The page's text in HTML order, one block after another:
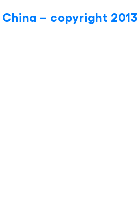
– copyright 2013